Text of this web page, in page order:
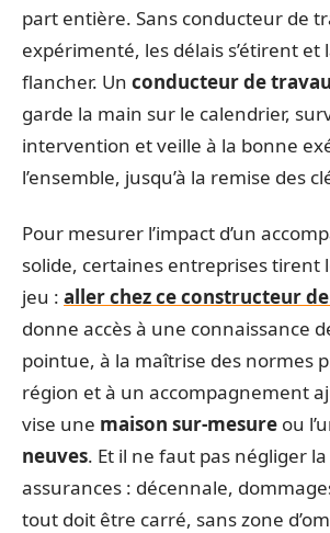
part entière. Sans conducteur de
expérimenté, les délais s’étirent
flancher. Un conducteur de
garde la main sur le calendrier,
intervention et veille à la bonne
l’ensemble, jusqu’à la remise des
Pour mesurer l’impact d’un
solide, certaines entreprises tirent
jeu : aller chez ce constructeur
donne accès à une connaissance
pointue, à la maîtrise des normes
région et à un accompagnement
vise une maison sur-mesure ou
neuves. Et il ne faut pas négliger
assurances : décennale,
tout doit être carré, sans zone